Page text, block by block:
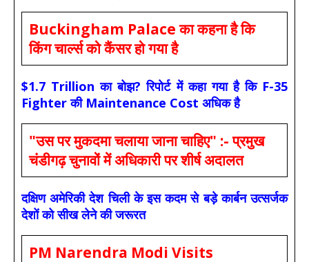
Buckingham Palace का कहना है कि
किंग चार्ल्स को कैंसर हो गया है
$1.7 Trillion का बोझ? रिपोर्ट में कहा गया है कि F-35
Fighter की Maintenance Cost अधिक है
"उस पर मुकदमा चलाया जाना चाहिए" :- प्रमुख
चंडीगढ़ चुनावों में अधिकारी पर शीर्ष अदालत
दक्षिण अमेरिकी देश चिली के इस कदम से बड़े कार्बन उत्सर्जक
देशों को सीख लेने की जरूरत
PM Narendra Modi Visits